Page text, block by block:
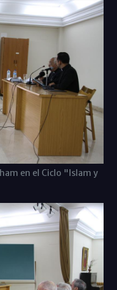
en el Ciclo "Islam y